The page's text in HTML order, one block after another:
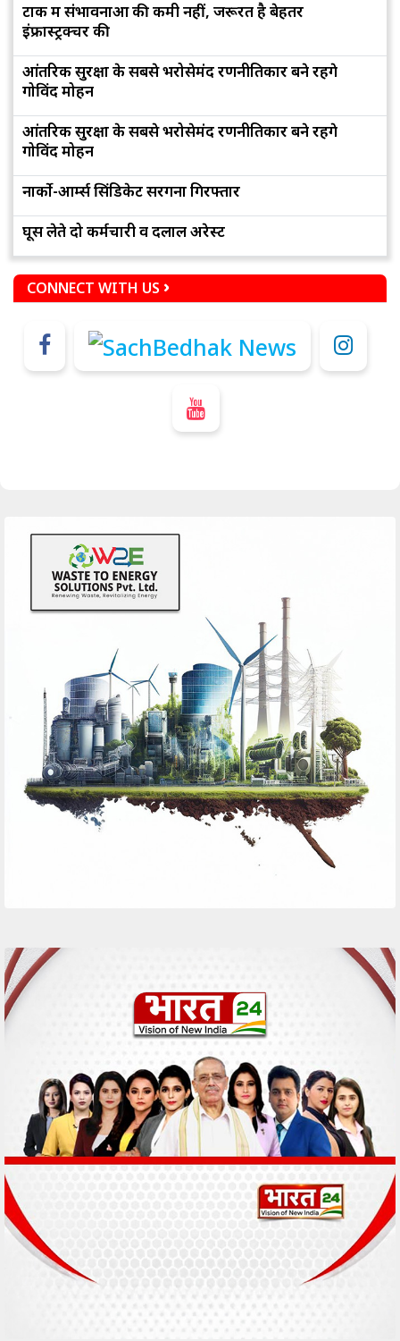
टोंक में संभावनाओं की कमी नहीं, जरूरत है बेहतर
इंफ्रास्ट्रक्चर की
आंतरिक सुरक्षा के सबसे भरोसेमंद रणनीतिकार बने रहेंगे
गोविंद मोहन
आंतरिक सुरक्षा के सबसे भरोसेमंद रणनीतिकार बने रहेंगे
गोविंद मोहन
नार्को-आर्म्स सिंडिकेट सरगना गिरफ्तार
घूस लेते दो कर्मचारी व दलाल अरेस्ट
CONNECT WITH US